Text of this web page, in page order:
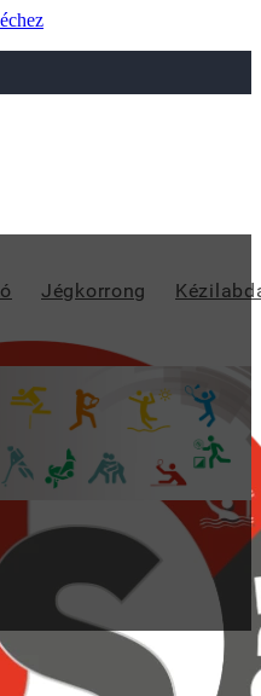
Jégkorrong